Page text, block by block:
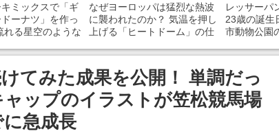
ミックスで「ギ
ーナツ」を作っ
れる星空のような
なぜヨーロッパは猛烈な熱波
に襲われたのか？ 気温を押し
上げる「ヒートドーム」の仕
レッサーパ
23歳の誕生
市動物公園
てみた成果を公開！ 単調だっ
ップのイラストが笠松競馬場
急成長